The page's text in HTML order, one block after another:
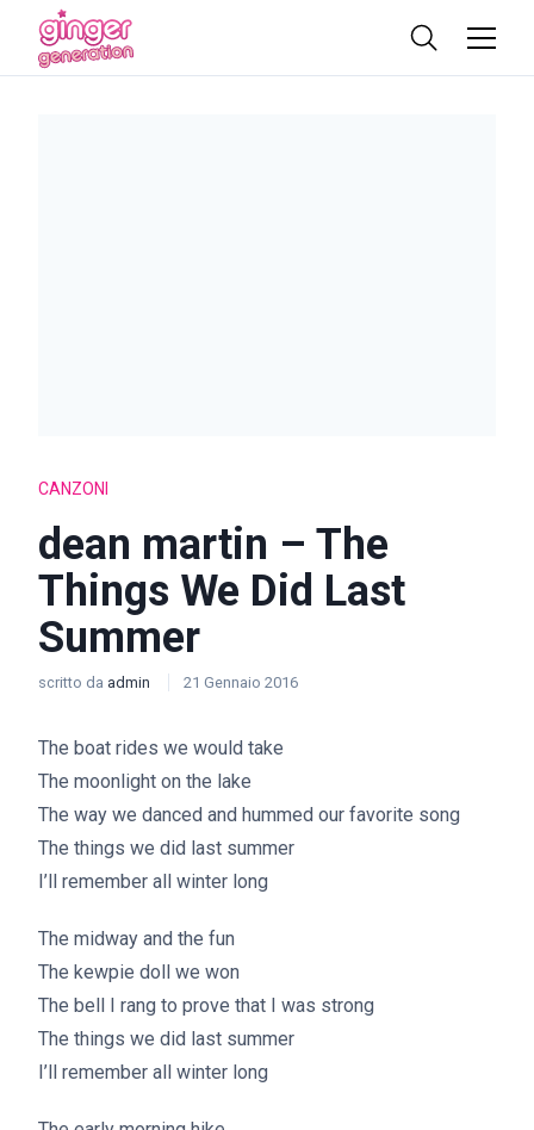
CANZONI
dean martin – The
Things We Did Last
Summer
scritto da admin 21 Gennaio 2016
The boat rides we would take
The moonlight on the lake
The way we danced and hummed our favorite song
The things we did last summer
I’ll remember all winter long
The midway and the fun
The kewpie doll we won
The bell I rang to prove that I was strong
The things we did last summer
I’ll remember all winter long